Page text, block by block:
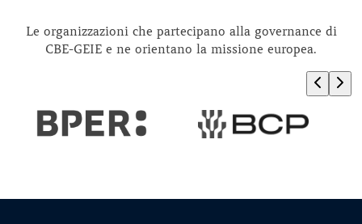
Le organizzazioni che partecipano alla governance di
CBE-GEIE e ne orientano la missione europea.